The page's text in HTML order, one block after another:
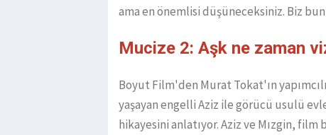
ama en önemlisi düşüneceksiniz. Biz
Mucize 2: Aşk ne zaman
Boyut Film'den Murat Tokat'ın
yaşayan engelli Aziz ile görücü usulü
hikayesini anlatıyor. Aziz ve Mızgin,